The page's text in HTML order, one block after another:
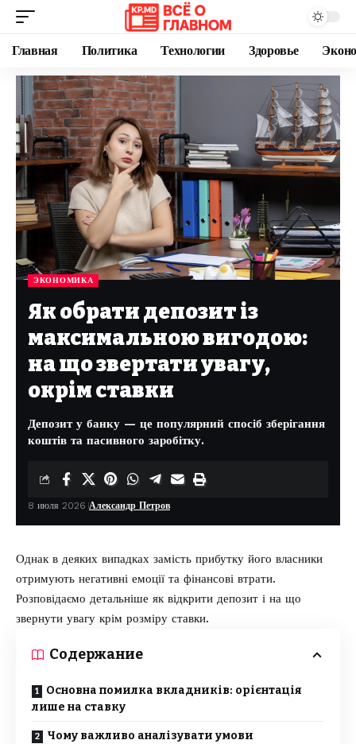
Главная Политика Технологии Здоровье
ЭКОНОМИКА
Як обрати депозит із
максимальною вигодою:
на що звертати увагу,
окрім ставки
Депозит у банку — це популярний спосіб зберігання
коштів та пасивного заробітку.
8 июля 2026 Александр Петров
Однак в деяких випадках замість прибутку його власники
отримують негативні емоції та фінансові втрати.
Розповідаємо детальніше як відкрити депозит і на що
звернути увагу крім розміру ставки.
Содержание
Основна помилка вкладників: орієнтація
лише на ставку
Чому важливо аналізувати умови